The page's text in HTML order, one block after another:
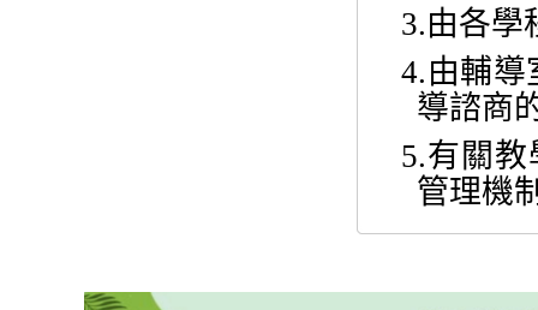
3.由各學
4. 由輔導
導諮商
5.有關教
管理機